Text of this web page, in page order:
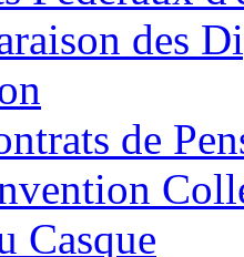
des
de
Casque